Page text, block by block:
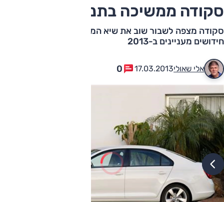
סקודה ממשיכה בתנופה
סקודה מצפה לשבור שוב את שיא המכירות שלה עם שפע
חידושים מעניינים ב-2013
אלי שאולי17.03.2013
0